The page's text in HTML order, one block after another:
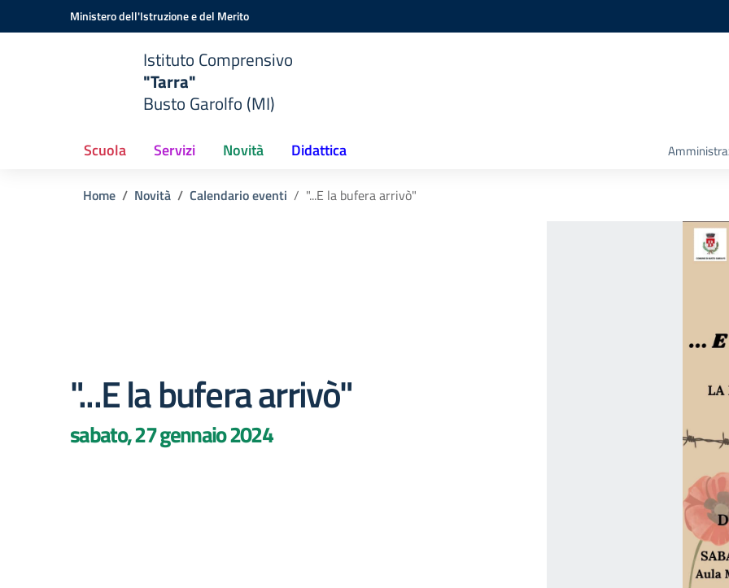
Vai ai contenuti
Vai al menu di navigazioneMinistero dell'Istruzione e del Merito
Istituto Comprensivo
"Tarra"
Busto Garolfo (MI)
Scuola Servizi Novità Didattica
Home Novità Calendario eventi "...E la bufera arrivò"
"...E la bufera arrivò"
sabato, 27 gennaio 2024